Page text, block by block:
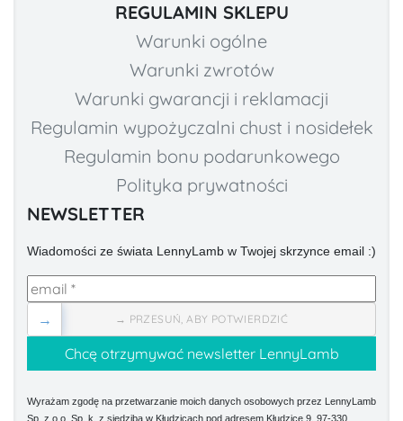
REGULAMIN SKLEPU
Warunki ogólne
Warunki zwrotów
Warunki gwarancji i reklamacji
Regulamin wypożyczalni chust i nosidełek
Regulamin bonu podarunkowego
Polityka prywatności
NEWSLETTER
Wiadomości ze świata LennyLamb w Twojej skrzynce email :)
→ PRZESUŃ, ABY POTWIERDZIĆ
→
Wyrażam zgodę na przetwarzanie moich danych osobowych przez LennyLamb
Sp. z o.o. Sp. k. z siedzibą w Kłudzicach pod adresem Kłudzice 9, 97-330